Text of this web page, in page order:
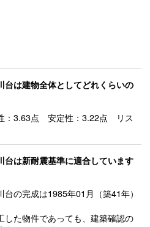
台は建物全体としてどれくらいの
：3.63点 安定性：3.22点 リス
台は新耐震基準に適合しています
の完成は1985年01月（築41年）
た物件であっても、建築確認の